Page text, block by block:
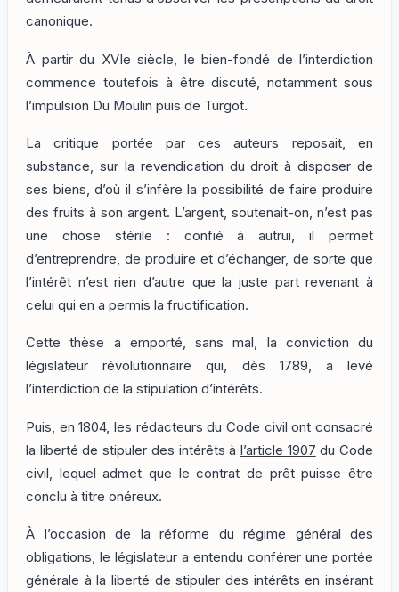
canonique.
À partir du XVIe siècle, le bien-fondé de l’interdiction
commence toutefois à être discuté, notamment sous
l’impulsion Du Moulin puis de Turgot.
La critique portée par ces auteurs reposait, en
substance, sur la revendication du droit à disposer de
ses biens, d’où il s’infère la possibilité de faire produire
des fruits à son argent. L’argent, soutenait-on, n’est pas
une chose stérile : confié à autrui, il permet
d’entreprendre, de produire et d’échanger, de sorte que
l’intérêt n’est rien d’autre que la juste part revenant à
celui qui en a permis la fructification.
Cette thèse a emporté, sans mal, la conviction du
législateur révolutionnaire qui, dès 1789, a levé
l’interdiction de la stipulation d’intérêts.
Puis, en 1804, les rédacteurs du Code civil ont consacré
la liberté de stipuler des intérêts à l’article 1907 du Code
civil, lequel admet que le contrat de prêt puisse être
conclu à titre onéreux.
À l’occasion de la réforme du régime général des
obligations, le législateur a entendu conférer une portée
générale à la liberté de stipuler des intérêts en insérant